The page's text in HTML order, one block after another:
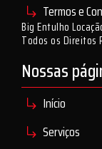
Termos e
Big Entulho
Todos os Direitos
Nossas
Início
Serviços